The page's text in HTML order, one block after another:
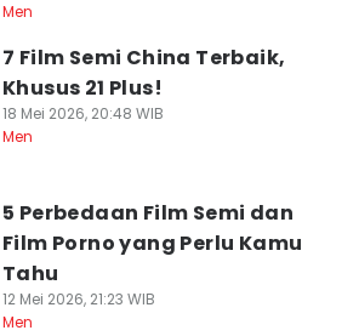
Men
7 Film Semi China Terbaik,
Khusus 21 Plus!
18 Mei 2026, 20:48 WIB
Men
5 Perbedaan Film Semi dan
Film Porno yang Perlu Kamu
Tahu
12 Mei 2026, 21:23 WIB
Men